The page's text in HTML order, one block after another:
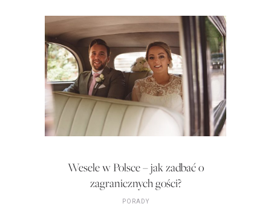
Wesele w Polsce – jak zadbać o
zagranicznych gości?
PORADY